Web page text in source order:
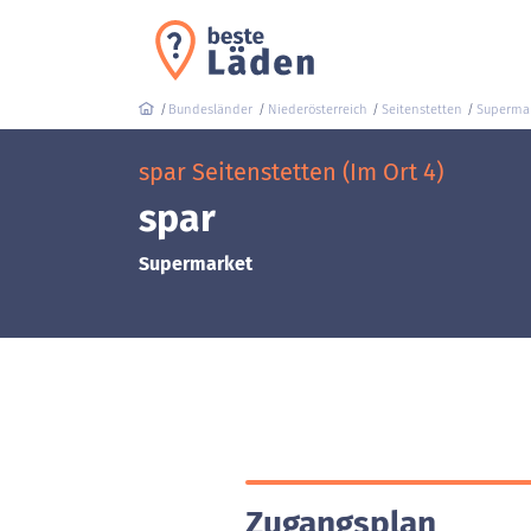
Bundesländer Niederösterreich Seitenstetten
spar Seitenstetten (Im Ort 4)
spar
Supermarket